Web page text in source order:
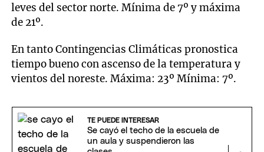
leves del sector norte. Mínima de 7º y máxima
de 21º.
En tanto Contingencias Climáticas pronostica
tiempo bueno con ascenso de la temperatura y
vientos del noreste. Máxima: 23º Mínima: 7º.
TE PUEDE INTERESAR
Se cayó el techo de la escuela de
un aula y suspendieron las